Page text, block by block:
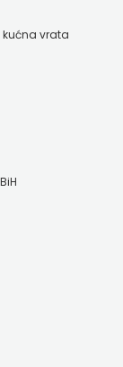
kućna vrata